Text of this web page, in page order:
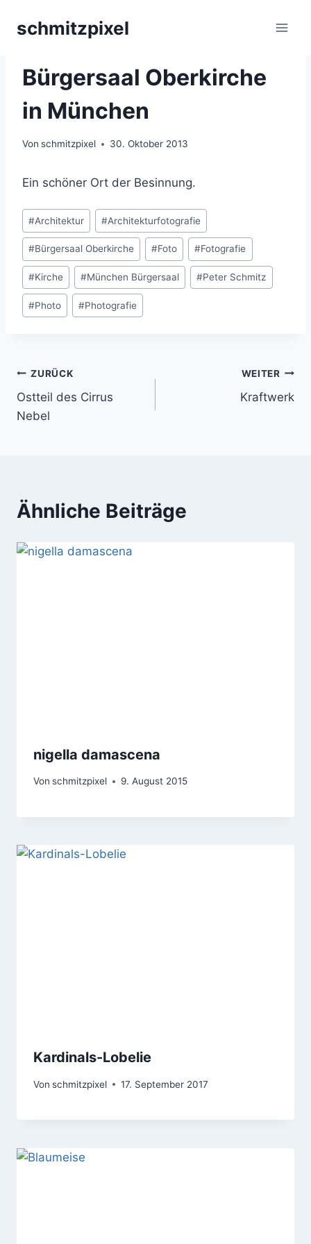
Inhaltschmitzpixel
Bürgersaal Oberkirche
in München
Von schmitzpixel 30. Oktober 2013
Ein schöner Ort der Besinnung.
Schlagworte:
#Architektur #Architekturfotografie
#Bürgersaal Oberkirche #Foto #Fotografie
#Kirche #München Bürgersaal #Peter Schmitz
#Photo #Photografie
Beitragsnavigation
ZURÜCK
Ostteil des Cirrus
Nebel
WEITER
Kraftwerk
Ähnliche Beiträge
nigella damascena
Von schmitzpixel 9. August 2015
Kardinals-Lobelie
Von schmitzpixel 17. September 2017